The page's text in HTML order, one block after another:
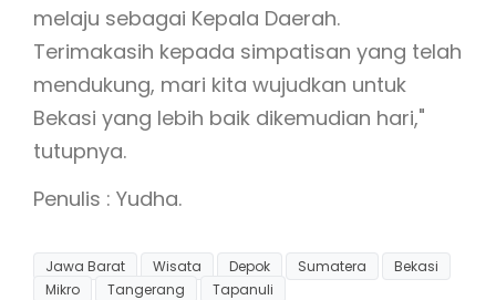
melaju sebagai Kepala Daerah.
Terimakasih kepada simpatisan yang telah
mendukung, mari kita wujudkan untuk
Bekasi yang lebih baik dikemudian hari,"
tutupnya.
Penulis : Yudha.
Jawa Barat Wisata Depok Sumatera
Bekasi
Mikro
Tangerang Tapanuli